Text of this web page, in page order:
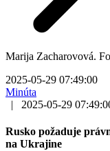
Marija Zacharovová.
2025-05-29 07:49:00
Minúta
|
2025-05-29
Rusko požaduje
na Ukrajine